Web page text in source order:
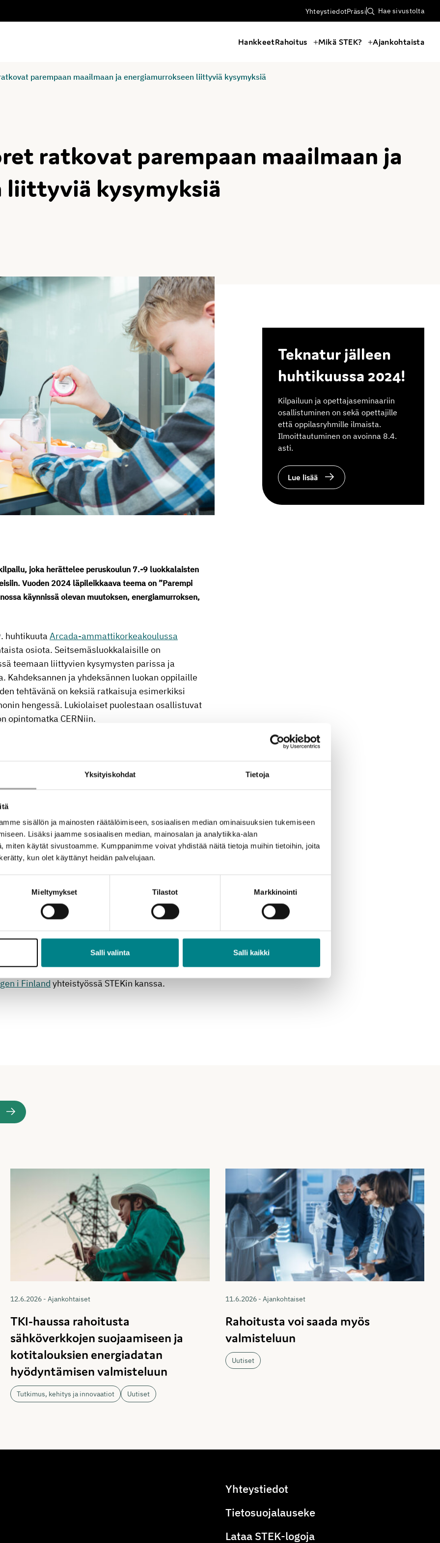
Yksityiskohdat Tietoja
sisällön ja mainosten räätälöimiseen, sosiaalisen median ominaisuuksien tukemiseen
Lisäksi jaamme sosiaalisen median, mainosalan ja analytiikka-alan
miten käytät sivustoamme. Kumppanimme voivat yhdistää näitä tietoja muihin tietoihin, joita
kun olet käyttänyt heidän palvelujaan.
Mieltymykset Tilastot Markkinointi
Salli valinta Salli kaikki
YhteystiedotPrässi Hae sivustolta
HankkeetRahoitus Mikä STEK? Ajankohtaista
parempaan maailmaan ja energiamurrokseen liittyviä kysymyksiä
ratkovat parempaan maailmaan ja
liittyviä kysymyksiä
joka herättelee peruskoulun 7.-9 luokkalaisten
Vuoden 2024 läpileikkaava teema on ”Parempi
käynnissä olevan muutoksen, energiamurroksen,
huhtikuutaArcada-ammattikorkeakoulussa
osiota. Seitsemäsluokkalaisille on
teemaan liittyvien kysymysten parissa ja
ja yhdeksännen luokan oppilaille
tehtävänä on keksiä ratkaisuja esimerkiksi
hengessä. Lukiolaiset puolestaan osallistuvat
opintomatka CERNiin.
innostuneita ja osaavia asiantuntijoita.
opetukseen
S I C(Seminariet om Innovationer och
matematiikan ja luonnontieteiden
opetukseen, inspiraatiota omien resurssiensa
puhumassa muun muassa tekoälyä tutkiva
, uusiin energiateknologioihin erikoistunut
vanhempi lehtoriKim RoosArcadasta sekä
valitsema
ammattikorkeakoulu,Svenska Tekniska
i Finland yhteistyössä STEKin kanssa.
Teknatur jälleen
huhtikuussa 2024!
Kilpailuun ja opettajaseminaariin
osallistuminen on sekä opettajille
että oppilasryhmille ilmaista.
Ilmoittautuminen on avoinna 8.4.
asti.
Lue lisää
12.6.2026 - Ajankohtaiset
TKI-haussa rahoitusta
sähköverkkojen suojaamiseen ja
kotitalouksien energiadatan
hyödyntämisen valmisteluun
Tutkimus, kehitys ja innovaatiot Uutiset
11.6.2026 - Ajankohtaiset
Rahoitusta voi saada myös
valmisteluun
Uutiset
Yhteystiedot
Tietosuojalauseke
Lataa STEK-logoja